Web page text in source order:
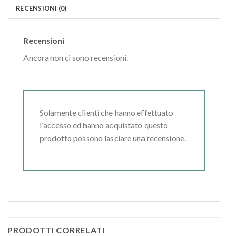
RECENSIONI (0)
Recensioni
Ancora non ci sono recensioni.
Solamente clienti che hanno effettuato
l'accesso ed hanno acquistato questo
prodotto possono lasciare una recensione.
PRODOTTI CORRELATI